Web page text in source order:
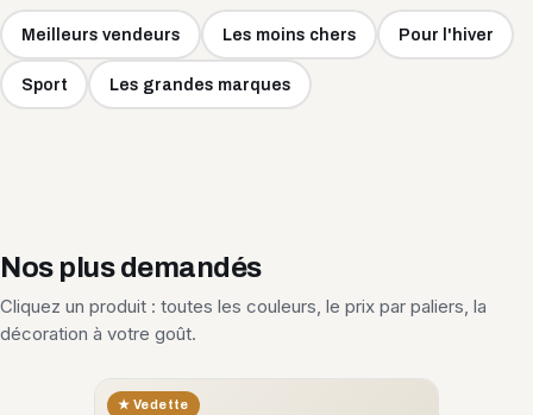
Meilleurs vendeurs Les moins chers Pour l'hiver
Sport Les grandes marques
Nos plus demandés
Cliquez un produit : toutes les couleurs, le prix par paliers, la
décoration à votre goût.
★ Vedette